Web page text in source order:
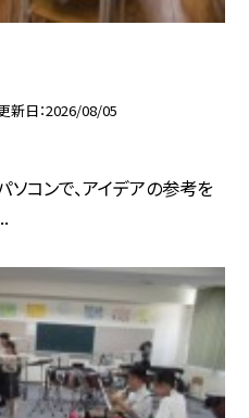
新日 2026/08/05
コンで、アイデアの参考を